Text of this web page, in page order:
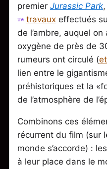
premier Jurassic Park
travauxeffectués
de l’ambre, auquel
oxygène de près de
rumeurs ont circulé (
lien entre le
préhistoriques et la
de l’atmosphère de
Combinons ces
récurrent du film (sur
monde s’accorde) :
à leur place dans le